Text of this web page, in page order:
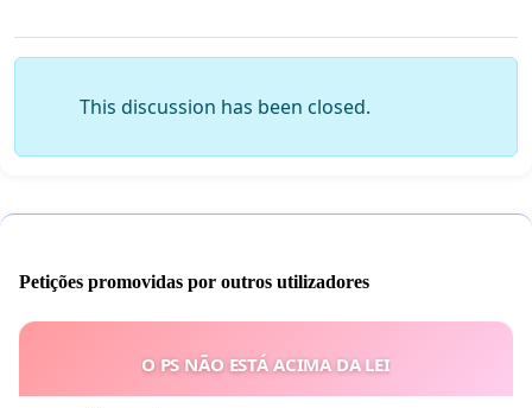
This discussion has been closed.
Petições promovidas por outros utilizadores
O PS NÃO ESTÁ ACIMA DA LEI